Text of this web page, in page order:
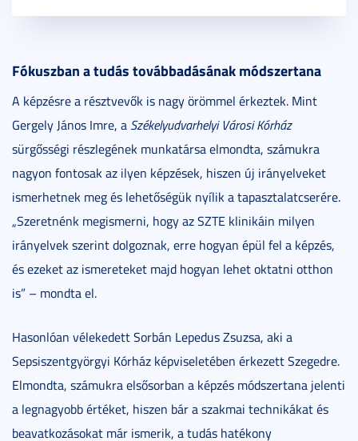
Fókuszban a tudás továbbadásának módszertana
A képzésre a résztvevők is nagy örömmel érkeztek. Mint
Gergely János Imre, a Székelyudvarhelyi Városi Kórház
sürgősségi részlegének munkatársa elmondta, számukra
nagyon fontosak az ilyen képzések, hiszen új irányelveket
ismerhetnek meg és lehetőségük nyílik a tapasztalatcserére.
„Szeretnénk megismerni, hogy az SZTE klinikáin milyen
irányelvek szerint dolgoznak, erre hogyan épül fel a képzés,
és ezeket az ismereteket majd hogyan lehet oktatni otthon
is” – mondta el.
Hasonlóan vélekedett Sorbán Lepedus Zsuzsa, aki a
Sepsiszentgyörgyi Kórház képviseletében érkezett Szegedre.
Elmondta, számukra elsősorban a képzés módszertana jelenti
a legnagyobb értéket, hiszen bár a szakmai technikákat és
beavatkozásokat már ismerik, a tudás hatékony